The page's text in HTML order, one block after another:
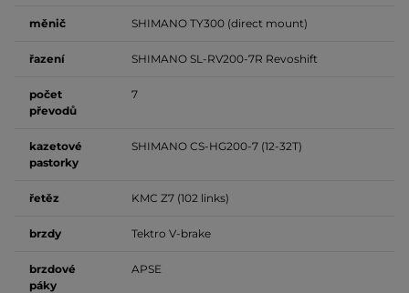
měnič SHIMANO TY300 (direct mount)
řazení SHIMANO SL-RV200-7R Revoshift
počet
převodů
7
kazetové
pastorky
SHIMANO CS-HG200-7 (12-32T)
řetěz KMC Z7 (102 links)
brzdy Tektro V-brake
brzdové
páky
APSE